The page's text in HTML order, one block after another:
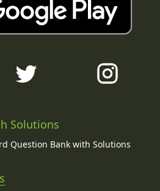
Solutions
Question Bank with Solutions